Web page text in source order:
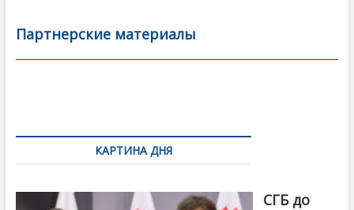
b
o
er l
а
в
Партнерские материалы
по
записямКАРТИНА ДНЯ
СГБ до